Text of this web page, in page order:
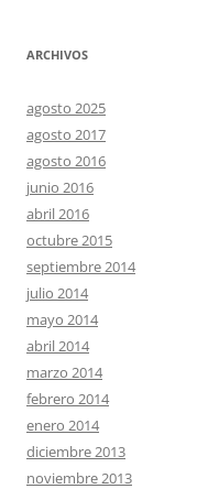
ARCHIVOS
agosto 2025
agosto 2017
agosto 2016
junio 2016
abril 2016
octubre 2015
septiembre 2014
julio 2014
mayo 2014
abril 2014
marzo 2014
febrero 2014
enero 2014
diciembre 2013
noviembre 2013